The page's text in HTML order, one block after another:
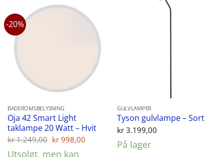
-20%
BADEROMSBELYSNING
Oja 42 Smart Light
taklampe 20 Watt – Hvit
kr1.249,00 Opprinnelig
kr 998,00 Nåværende
Utsolgt, men kan
GULVLAMPER
Tyson gulvlampe – Sort
kr3.199,00
På lager